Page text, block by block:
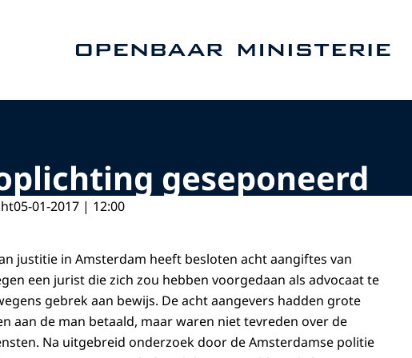
geseponeerd
05-01-2017 | 12:00
justitie in Amsterdam heeft besloten acht aangiftes van
een jurist die zich zou hebben voorgedaan als advocaat te
gebrek aan bewijs. De acht aangevers hadden grote
aan de man betaald, maar waren niet tevreden over de
Na uitgebreid onderzoek door de Amsterdamse politie